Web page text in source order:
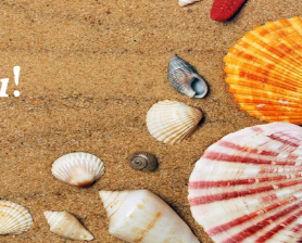
ΡΟΛΟ ΕΞΕΤΑΣΤΙΚΗΣ
NON-WOVEN 12g
3,95€
Επιλογή